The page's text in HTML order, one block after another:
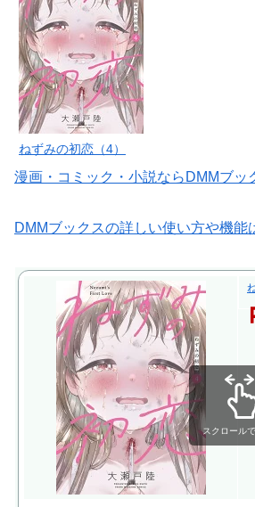
ねずみの初恋（4）
漫画・コミック・小説ならDMMブッ
DMMブックスの詳しい使い方や機能
スクロール